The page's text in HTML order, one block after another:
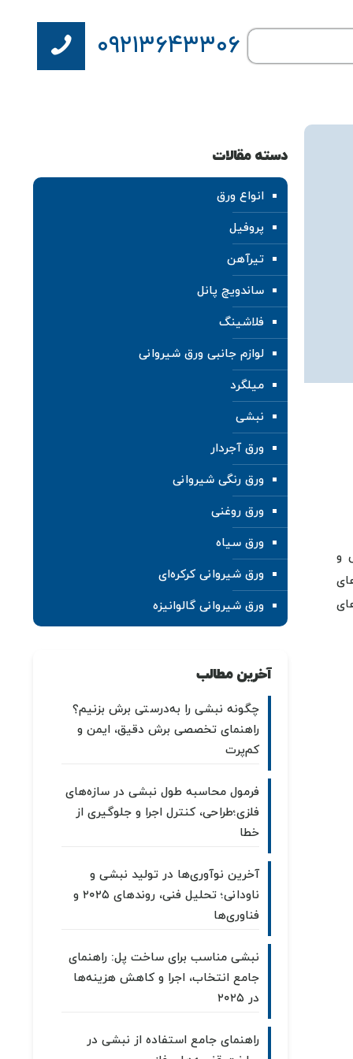
۰۹۲۱۳۶۴۳۳۰۶
و
دسته مقالات
انواع ورق
پروفیل
تیرآهن
ساندویچ پانل
فلاشینگ
لوازم جانبی ورق شیروانی
میلگرد
نبشی
ورق آجردار
ورق رنگی شیروانی
ورق روغنی
ورق سیاه
ورق شیروانی کرکره‌ای
ورق شیروانی گالوانیزه
آخرین مطالب
چگونه نبشی را به‌درستی برش بزنیم؟
راهنمای تخصصی برش دقیق، ایمن و
کم‌پرت
فرمول محاسبه طول نبشی در سازه‌های
فلزی؛طراحی، کنترل اجرا و جلوگیری از
خطا
آخرین نوآوری‌ها در تولید نبشی و
ناودانی؛ تحلیل فنی، روندهای ۲۰۲۵ و
فناوری‌ها
نبشی مناسب برای ساخت پل: راهنمای
جامع انتخاب، اجرا و کاهش هزینه‌ها
در ۲۰۲۵
راهنمای جامع استفاده از نبشی در